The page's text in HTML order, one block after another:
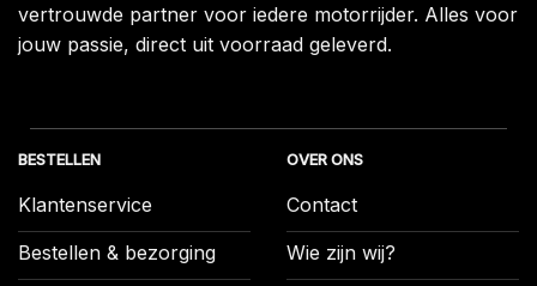
vertrouwde partner voor iedere motorrijder. Alles voor
jouw passie, direct uit voorraad geleverd.
BESTELLEN
Klantenservice
Bestellen & bezorging
OVER ONS
Contact
Wie zijn wij?